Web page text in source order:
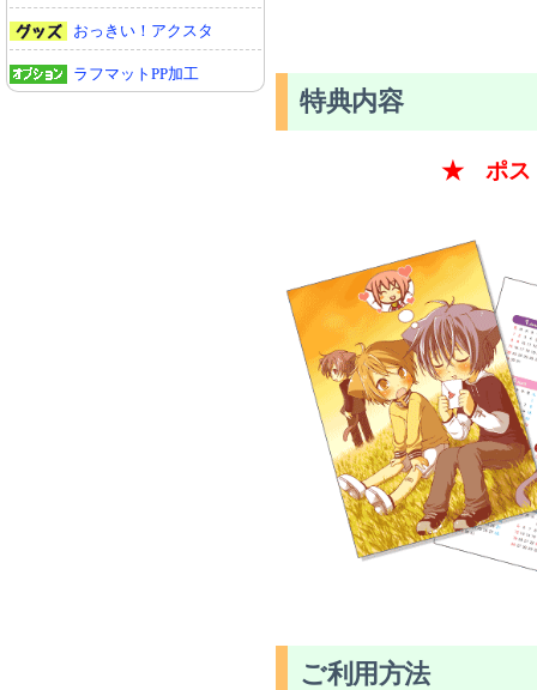
おっきい！アクスタ
ラフマットPP加工
特典内容
★ ポス
ご利用方法